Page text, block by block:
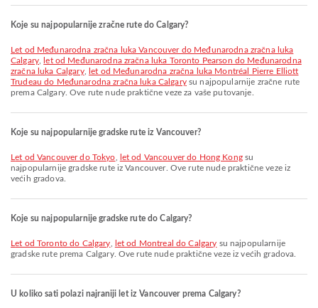
Koje su najpopularnije zračne rute do Calgary?
let od Međunarodna zračna luka Vancouver do Međunarodna zračna luka
Calgary,
let od Međunarodna zračna luka Toronto Pearson do Međunarodna
zračna luka Calgary,
let od Međunarodna zračna luka Montréal Pierre Elliott
Trudeau do Međunarodna zračna luka Calgarysu najpopularnije zračne rute
prema Calgary. Ove rute nude praktične veze za vaše putovanje.
Koje su najpopularnije gradske rute iz Vancouver?
let od Vancouver do Tokyo let od Vancouver do Hong Kongsu
najpopularnije gradske rute iz Vancouver. Ove rute nude praktične veze iz
većih gradova.
Koje su najpopularnije gradske rute do Calgary?
let od Toronto do Calgary let od Montreal do Calgary su najpopularnije
gradske rute prema Calgary. Ove rute nude praktične veze iz većih gradova.
U koliko sati polazi najraniji let iz Vancouver prema Calgary?